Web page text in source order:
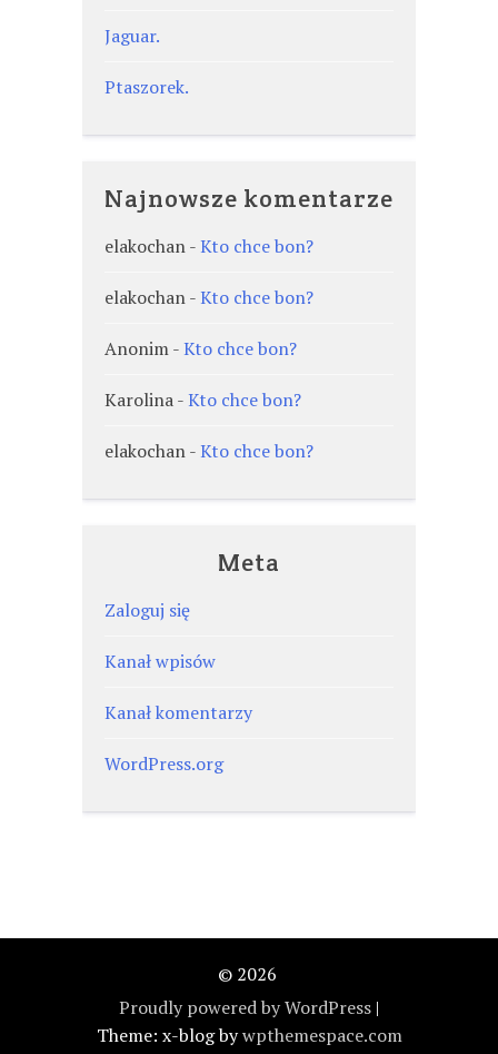
Jaguar.
Ptaszorek.
Najnowsze komentarze
elakochan-Kto chce bon?
elakochan-Kto chce bon?
Anonim-Kto chce bon?
Karolina-Kto chce bon?
elakochan-Kto chce bon?
Meta
Zaloguj się
Kanał wpisów
Kanał komentarzy
WordPress.org
© 2026
Proudly powered by WordPress |
Theme: x-blog bywpthemespace.com